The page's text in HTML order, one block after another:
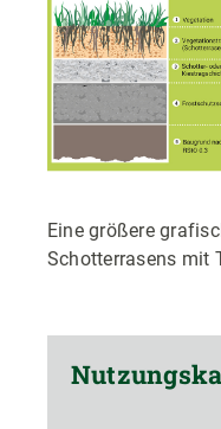
Eine größere
Schotterrasens mit